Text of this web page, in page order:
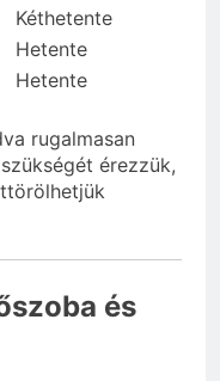
Kéthetente
Hetente
Hetente
rugalmasan
érezzük,
és